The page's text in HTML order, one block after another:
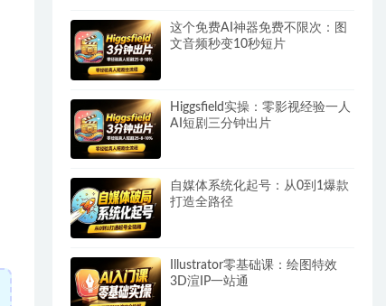
这个免费AI神器免费不限次：图
文音频秒变10秒短片
Higgsfield实操：零影视经验一人
AI短剧三分钟出片
自媒体系统化起号：从0到1爆款
打造全路径
Illustrator零基础课：绘图特效
3D渲IP一站通